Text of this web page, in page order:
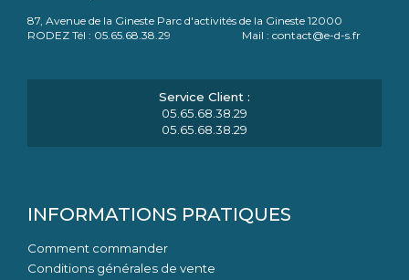
87, Avenue de la Gineste Parc d'activités de la Gineste 12000
RODEZ Tél : 05.65.68.38.29 Mail : contact@e-d-s.fr
05.65.68.38.29
05.65.68.38.29
INFORMATIONS PRATIQUES
Comment commander
Conditions générales de vente